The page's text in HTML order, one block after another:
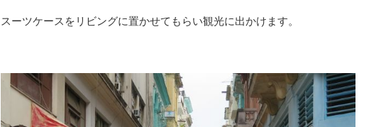
スーツケースをリビングに置かせてもらい観光に出かけます。